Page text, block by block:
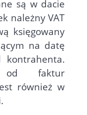
są w dacie
należny VAT
księgowany
na datę
kontrahenta.
od faktur
również w